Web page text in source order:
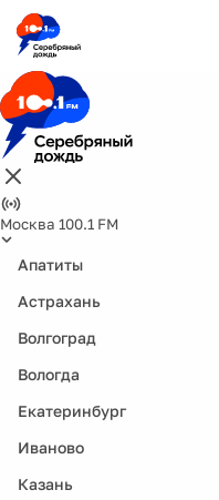
Москва 100.1 FM
Апатиты
Астрахань
Волгоград
Вологда
Екатеринбург
Иваново
Казань